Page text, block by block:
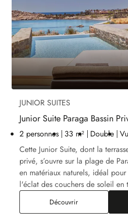
JUNIOR SUITES
Junior Suite Paraga Bassin
2 personnes 33 m² Double
Cette Junior Suite, dont la
privé, s’ouvre sur la plage de
en matériaux naturels, idéal
l'éclat des couchers de soleil en
DécouvrirJunior Suite